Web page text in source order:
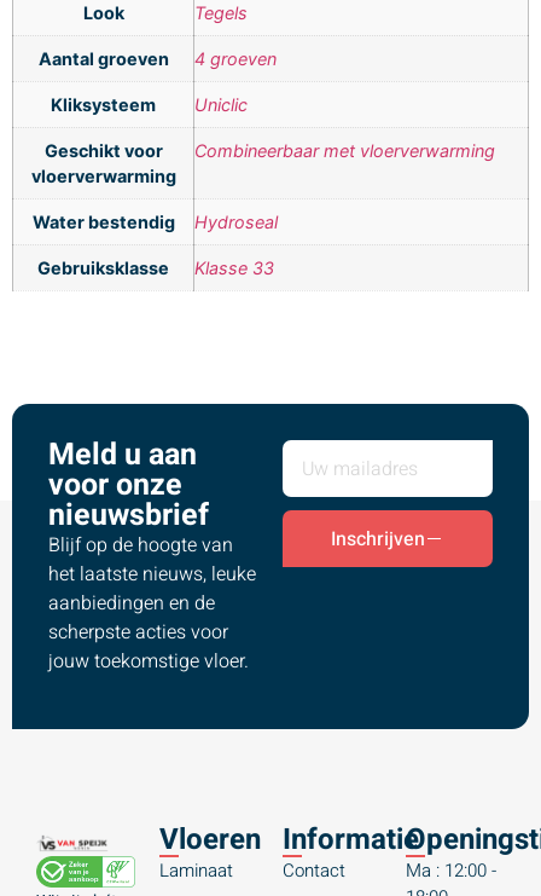
Look Tegels
Aantal groeven 4 groeven
Kliksysteem Uniclic
Geschikt voor
vloerverwarming
Combineerbaar met vloerverwarming
Water bestendig Hydroseal
Gebruiksklasse Klasse 33
Meld u aan
voor onze
nieuwsbrief
Blijf op de hoogte van
het laatste nieuws, leuke
aanbiedingen en de
scherpste acties voor
jouw toekomstige vloer.
Inschrijven
Vloeren
Laminaat
Informatie
Contact
Ma : 12:00 -